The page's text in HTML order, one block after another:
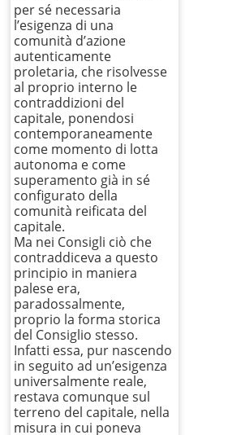
per sé necessaria
l’esigenza di una
comunità d’azione
autenticamente
proletaria, che risolvesse
al proprio interno le
contraddizioni del
capitale, ponendosi
contemporaneamente
come momento di lotta
autonoma e come
superamento già in sé
configurato della
comunità reificata del
capitale.
Ma nei Consigli ciò che
contraddiceva a questo
principio in maniera
palese era,
paradossalmente,
proprio la forma storica
del Consiglio stesso.
Infatti essa, pur nascendo
in seguito ad un’esigenza
universalmente reale,
restava comunque sul
terreno del capitale, nella
misura in cui poneva